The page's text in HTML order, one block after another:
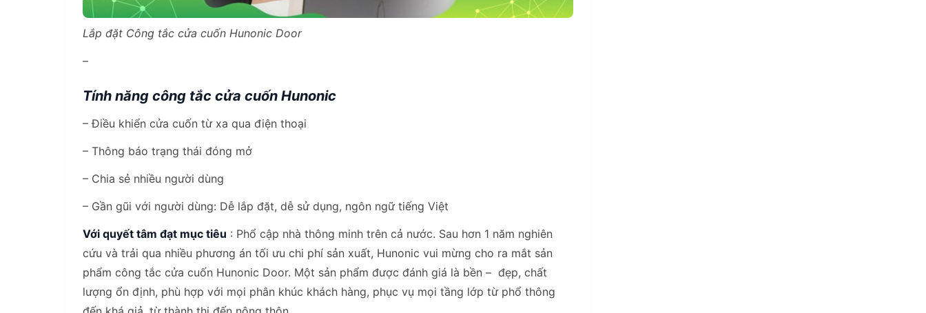
Lắp đặt Công tắc cửa cuốn Hunonic Door
–
Tính năng công tắc cửa cuốn Hunonic
– Điều khiển cửa cuốn từ xa qua điện thoại
– Thông báo trạng thái đóng mở
– Chia sẻ nhiều người dùng
– Gần gũi với người dùng: Dễ lắp đặt, dễ sử dụng, ngôn ngữ tiếng Việt
Với quyết tâm đạt mục tiêu : Phổ cập nhà thông minh trên cả nước. Sau hơn 1 năm nghiên
cứu và trải qua nhiều phương án tối ưu chi phí sản xuất, Hunonic vui mừng cho ra mắt sản
phẩm công tắc cửa cuốn Hunonic Door. Một sản phẩm được đánh giá là bền – đẹp, chất
lượng ổn định, phù hợp với mọi phân khúc khách hàng, phục vụ mọi tầng lớp từ phổ thông